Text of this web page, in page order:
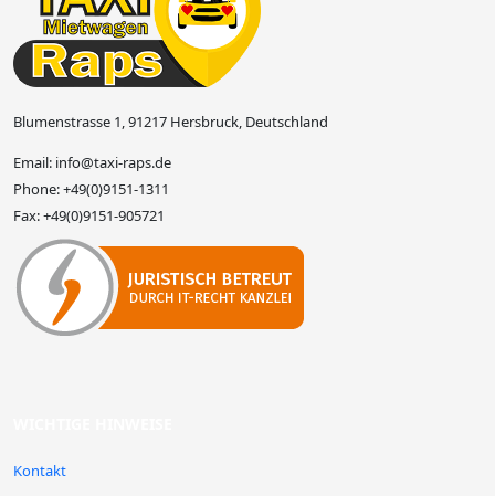
Blumenstrasse 1, 91217 Hersbruck, Deutschland
Email: info@taxi-raps.de
Phone:+49(0)9151-1311
Fax:+49(0)9151-905721
Kontakt